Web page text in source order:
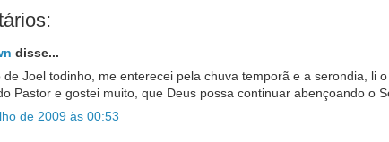
disse...
de Joel todinho, me enterecei pela chuva temporã e a serondia, li
Pastor e gostei muito, que Deus possa continuar abençoando o
de 2009 às 00:53